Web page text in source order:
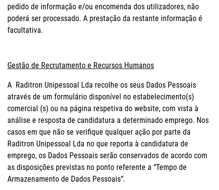
pedido de informação e/ou encomenda dos utilizadores, não
poderá ser processado. A prestação da restante informação é
facultativa.
Gestão de Recrutamento e Recursos Humanos
A Raditron Unipessoal Lda recolhe os seus Dados Pessoais
através de um formulário disponível no estabelecimento(s)
comercial (s) ou na página respetiva do website, com vista à
análise e resposta de candidatura a determinado emprego. Nos
casos em que não se verifique qualquer ação por parte da
Raditron Unipessoal Lda no que reporta à candidatura de
emprego, os Dados Pessoais serão conservados de acordo com
as disposições previstas no ponto referente a “Tempo de
Armazenamento de Dados Pessoais”.